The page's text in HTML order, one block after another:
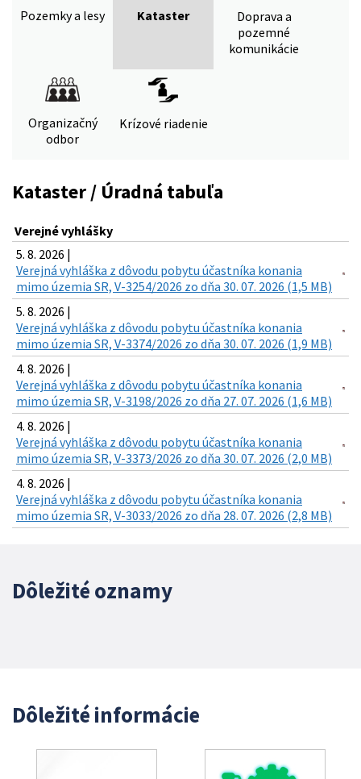
Pozemky a lesy Kataster
Doprava a
pozemné
komunikácie
Organizačný
odbor
Krízové riadenie
Kataster / Úradná tabuľa
Verejné vyhlášky
5. 8. 2026 |
Verejná vyhláška z dôvodu pobytu účastníka konania
mimo územia SR, V-3254/2026 zo dňa 30. 07. 2026 (1,5 MB)
5. 8. 2026 |
Verejná vyhláška z dôvodu pobytu účastníka konania
mimo územia SR, V-3374/2026 zo dňa 30. 07. 2026 (1,9 MB)
4. 8. 2026 |
Verejná vyhláška z dôvodu pobytu účastníka konania
mimo územia SR, V-3198/2026 zo dňa 27. 07. 2026 (1,6 MB)
4. 8. 2026 |
Verejná vyhláška z dôvodu pobytu účastníka konania
mimo územia SR, V-3373/2026 zo dňa 30. 07. 2026 (2,0 MB)
4. 8. 2026 |
Verejná vyhláška z dôvodu pobytu účastníka konania
mimo územia SR, V-3033/2026 zo dňa 28. 07. 2026 (2,8 MB)
Dôležité oznamy
Dôležité informácie